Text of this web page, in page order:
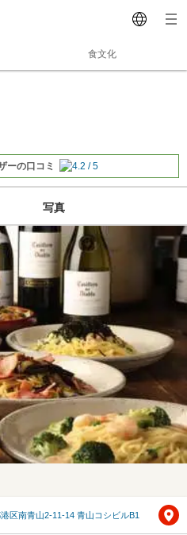
食文化
ーの口コミ
写真
区南青山2-11-14 青山コシビルB1